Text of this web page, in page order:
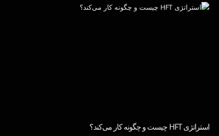
استراتژی HFT چیست و چگونه کار می‌کند؟